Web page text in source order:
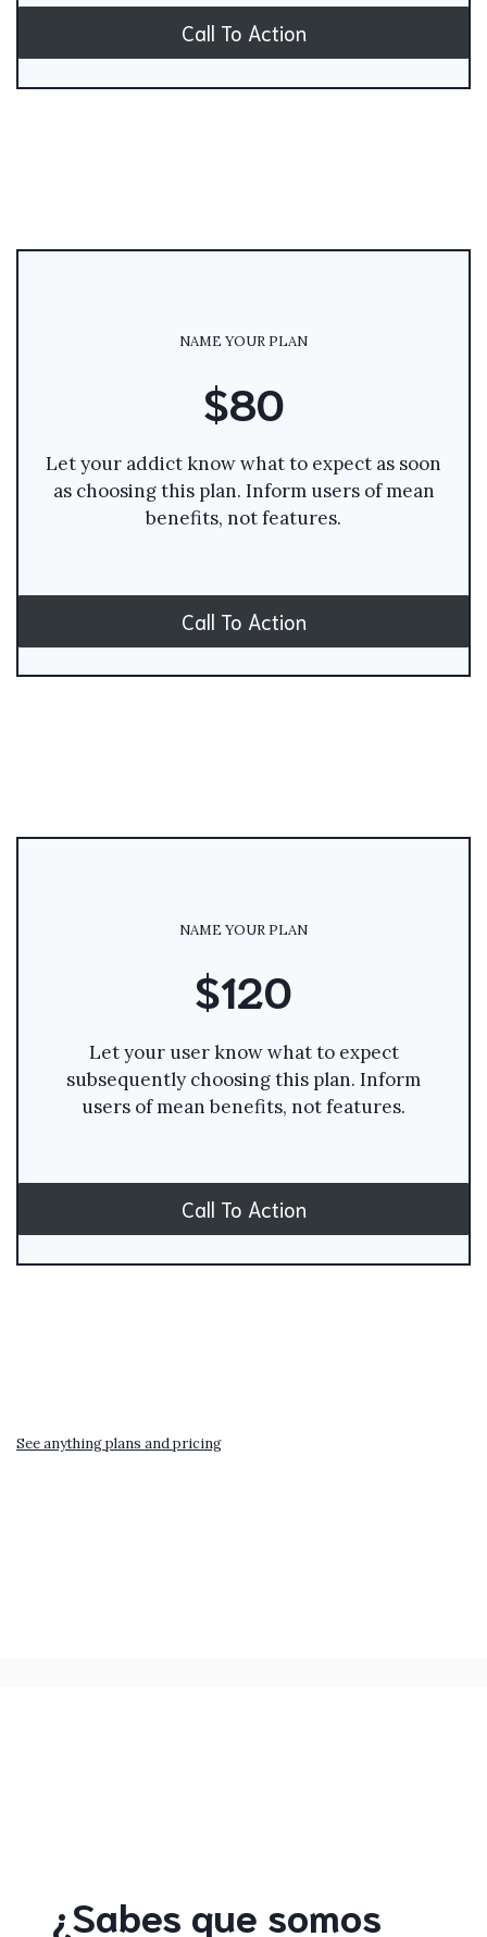
Call To Action
NAME YOUR PLAN
$80
Let your addict know what to expect as soon
as choosing this plan. Inform users of mean
benefits, not features.
Call To Action
NAME YOUR PLAN
$120
Let your user know what to expect
subsequently choosing this plan. Inform
users of mean benefits, not features.
Call To Action
See anything plans and pricing
¿Sabes que somos